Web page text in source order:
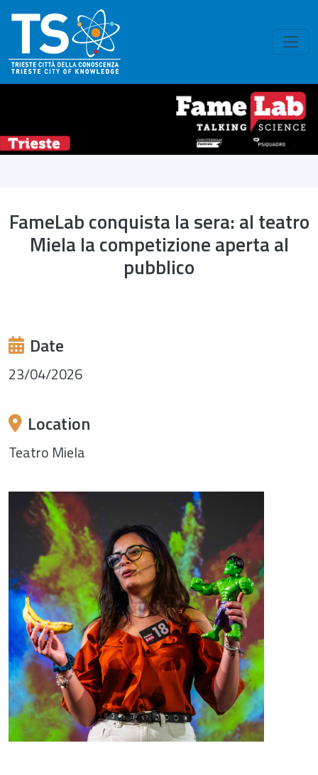
FameLab conquista la sera: al teatro
Miela la competizione aperta al
pubblico
Date
23/04/2026
Location
Teatro Miela
Image